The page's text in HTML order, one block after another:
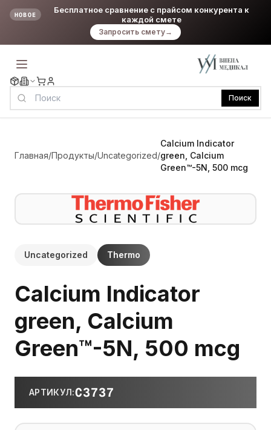
НОВОЕ
Бесплатное сравнение с прайсом конкурента к
каждой смете
Запросить смету→
Поиск
Главная/Продукты/Uncategorized/
Calcium Indicator
green, Calcium
Green™-5N, 500 mcg
Uncategorized Thermo
Calcium Indicator
green, Calcium
Green™-5N, 500 mcg
АРТИКУЛ:C3737